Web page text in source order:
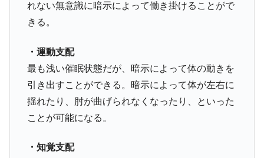
れない無意識に暗示によって働き掛けることがで
きる。
・運動支配
最も浅い催眠状態だが、暗示によって体の動きを
引き出すことができる。暗示によって体が左右に
揺れたり、肘が曲げられなくなったり、といった
ことが可能になる。
・知覚支配